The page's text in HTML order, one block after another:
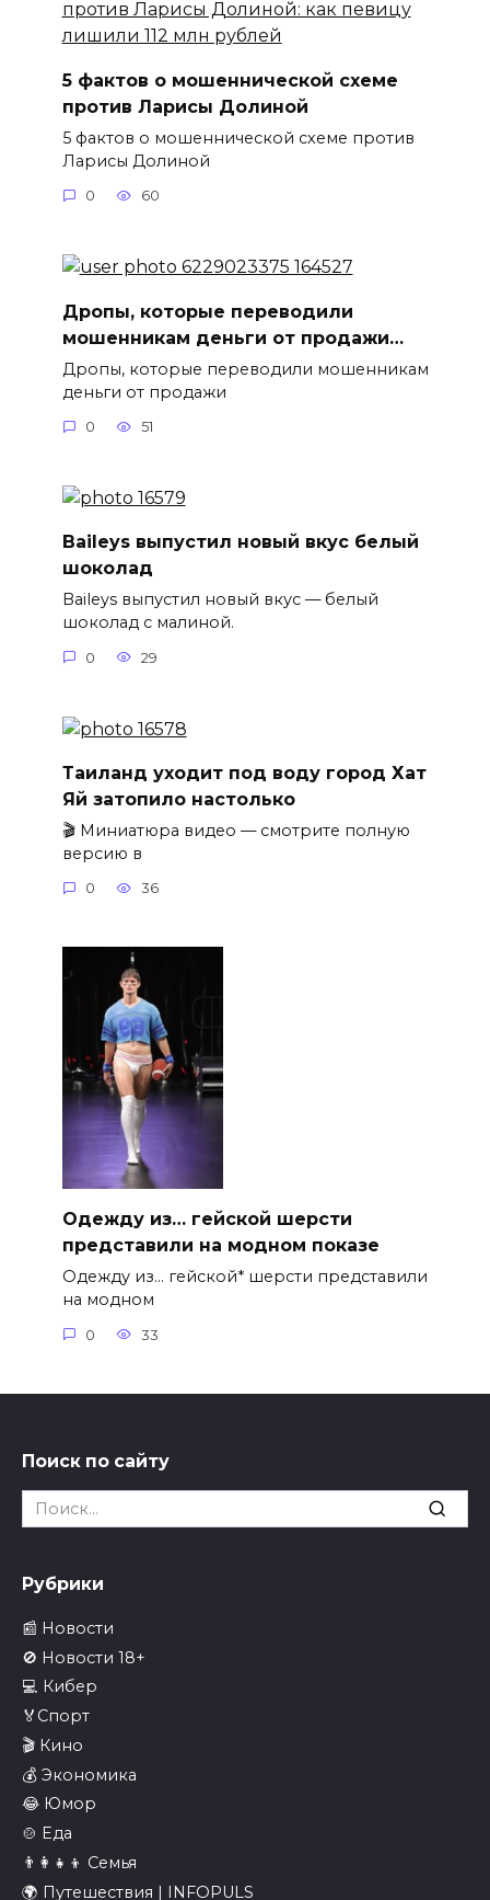
5 фактов о мошеннической схеме
против Ларисы Долиной
5 фактов о мошеннической схеме против
Ларисы Долиной
0 60
Дропы, которые переводили
мошенникам деньги от продажи…
Дропы, которые переводили мошенникам
деньги от продажи
0 51
Baileys выпустил новый вкус белый
шоколад
Baileys выпустил новый вкус — белый
шоколад с малиной.
0 29
Таиланд уходит под воду город Хат
Яй затопило настолько
🎬 Миниатюра видео — смотрите полную
версию в
0 36
Одежду из… гейской шерсти
представили на модном показе
Одежду из… гейской* шерсти представили
на модном
0 33
Поиск по сайту
Search
for:
Рубрики
📰 Новости
🚫 Новости 18+
💻 Кибер
🏅Спорт
🎬 Кино
💰 Экономика
😂 Юмор
🍲 Еда
👨‍👩‍👧‍👦 Семья
🌍 Путешествия | INFOPULS